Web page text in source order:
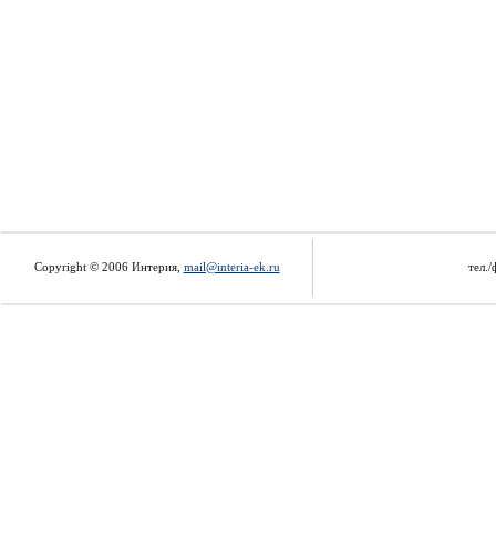
Copyright © 2006 Интерия, mail@interia-ek.ru